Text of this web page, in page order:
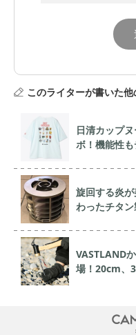
このライターが書いた
日清カップ
ボ！機能性
旋回する炎
わったチタ
VASTLAND
場！20cm、